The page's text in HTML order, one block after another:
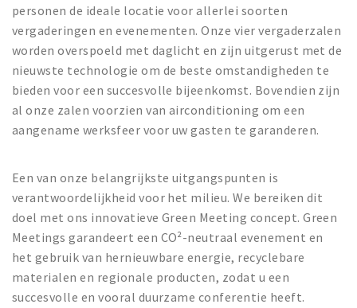
Privacy
Inloggen
personen de ideale locatie voor allerlei soorten
vergaderingen en evenementen. Onze vier vergaderzalen
worden overspoeld met daglicht en zijn uitgerust met de
nieuwste technologie om de beste omstandigheden te
bieden voor een succesvolle bijeenkomst. Bovendien zijn
al onze zalen voorzien van airconditioning om een
aangename werksfeer voor uw gasten te garanderen.
Een van onze belangrijkste uitgangspunten is
verantwoordelijkheid voor het milieu. We bereiken dit
doel met ons innovatieve Green Meeting concept. Green
Meetings garandeert een CO²-neutraal evenement en
het gebruik van hernieuwbare energie, recyclebare
materialen en regionale producten, zodat u een
succesvolle en vooral duurzame conferentie heeft.